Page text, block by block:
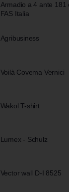
Armadio a 4 ante 181
FAS Italia
Agribusiness
Voilà Covema Vernici
Wakol T-shirt
Lumex - Schulz
Vector wall D-I 8525